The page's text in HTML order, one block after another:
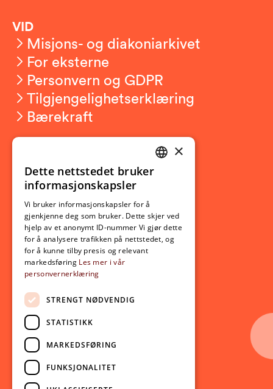
VID
Misjons- og diakoniarkivet
For eksterne
Personvern og GDPR
Tilgjengelighetserklæring
Bærekraft
Ny student
Utveksling
Opptak
Lov- og regelverk
Aktuelt
Nyheter
Arrangementer
Nyhetsbrev
Ledige stillinger
Følg oss på sosiale medier:
Facebook
NORWEGIAN
×
Dette nettstedet bruker
informasjonskapsler
Vi bruker informasjonskapsler for å
gjenkjenne deg som bruker. Dette skjer ved
hjelp av et anonymt ID-nummer Vi gjør dette
for å analysere trafikken på nettstedet, og
for å kunne tilby presis og relevant
markedsføring Les mer i vår
personvernerklæring
STRENGT NØDVENDIG
STATISTIKK
MARKEDSFØRING
FUNKSJONALITET